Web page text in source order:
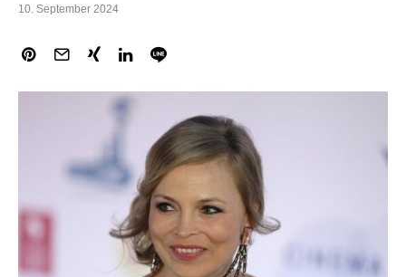
10. September 2024